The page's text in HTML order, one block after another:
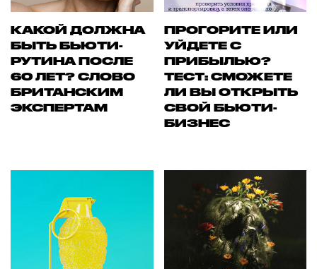
КАКОЙ ДОЛЖНА
БЫТЬ БЬЮТИ-
РУТИНА ПОСЛЕ
60 ЛЕТ? СЛОВО
БРИТАНСКИМ
ЭКСПЕРТАМ
ПРОГОРИТЕ ИЛИ
УЙДЕТЕ С
ПРИБЫЛЬЮ?
ТЕСТ: СМОЖЕТЕ
ЛИ ВЫ ОТКРЫТЬ
СВОЙ БЬЮТИ-
БИЗНЕС